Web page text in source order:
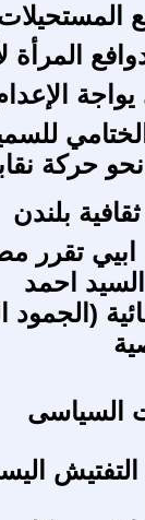
المرأة
الختامي
نحو حركة
بلندن
تقرر
احمد
السياسى